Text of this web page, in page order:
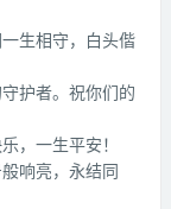
生相守，白头偕
护者。祝你们的
，一生平安！
响亮，永结同